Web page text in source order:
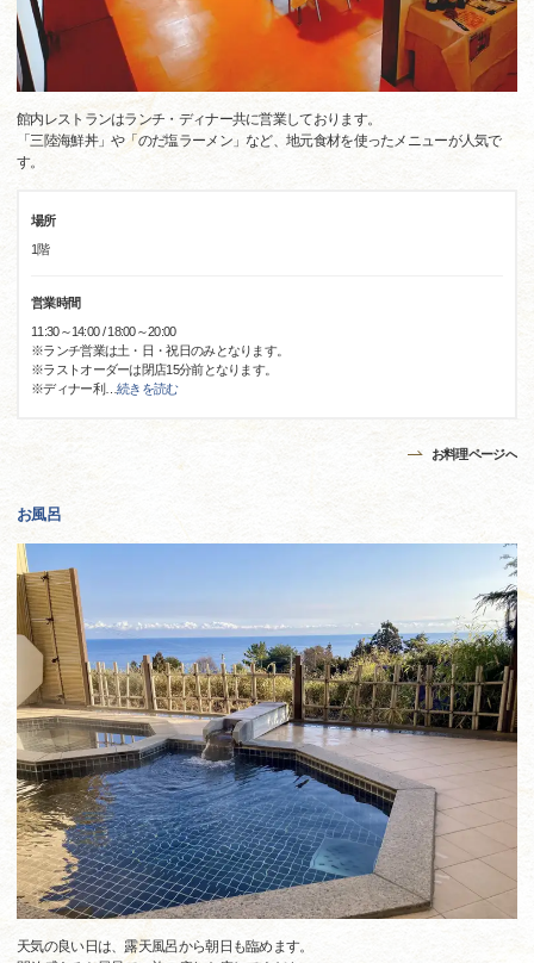
館内レストランはランチ・ディナー共に営業しております。
「三陸海鮮丼」や「のだ塩ラーメン」など、地元食材を使ったメニューが人気で
す。
場所
1階
営業時間
11:30～14:00 / 18:00～20:00
※ランチ営業は土・日・祝日のみとなります。
※ラストオーダーは閉店15分前となります。
※ディナー利…続きを読む
お料理ページへ
お風呂
天気の良い日は、露天風呂から朝日も臨めます。